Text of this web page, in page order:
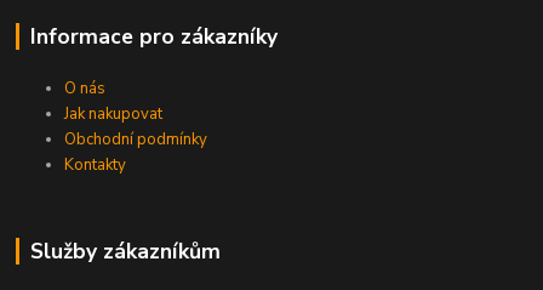
Informace pro zákazníky
O nás
Jak nakupovat
Obchodní podmínky
Kontakty
Služby zákazníkům